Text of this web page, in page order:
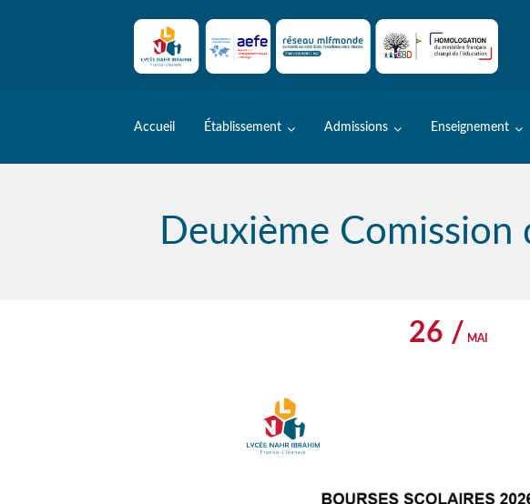
Accueil Établissement Admissions Enseignement
Deuxième
26 / MAI